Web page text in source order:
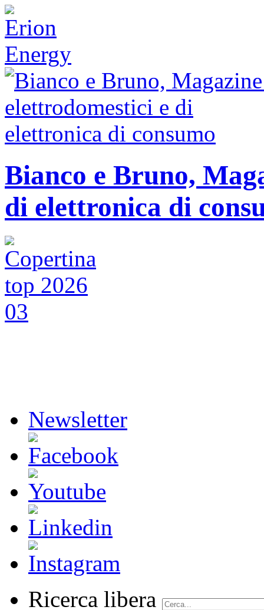
Bianco e Bruno,
di elettronica di
Newsletter
Ricerca libera